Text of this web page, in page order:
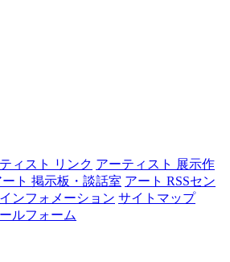
ィスト リンク アーティスト 展示作
ート 掲示板・談話室 アート RSSセン
インフォメーション サイトマップ
ルフォーム